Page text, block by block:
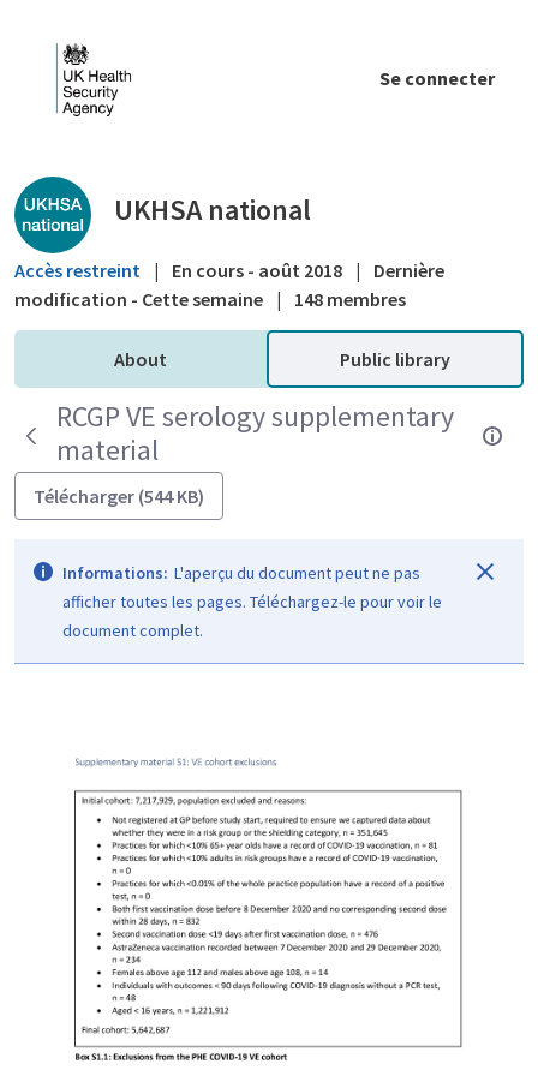
Se connecter
Public library - UKHSA national
UKHSA national
Accès restreint | En cours - août 2018 |
Dernière
modification - Cette semaine | 148 membres
About Public library
RCGP VE serology supplementary
material
Télécharger (544 KB)
Informations: L'aperçu du document peut ne pas
afficher toutes les pages. Téléchargez-le pour voir le
document complet.